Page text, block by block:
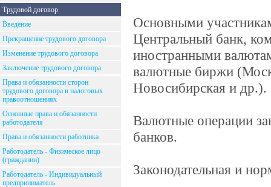
Трудовой договор
Введение
Прекращение трудового договора
Изменение трудового договора
Заключение трудового договора
Права и обязанности сторон
трудового договора в налоговых
правоотношениях
Основные права и обязанности
работодателя
Права и обязанности работника
Работодатель - Физическое лицо
(гражданин)
Работодатель - Индивидуальный
предприниматель
Основными
Центральный банк,
иностранными
валютные биржи
Новосибирская и др.).
Валютные операции
банков.
Законодательная и